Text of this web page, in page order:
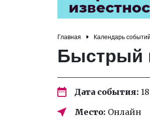
Главная Календарь событий
Быстрый
Дата события:
Место: Онлайн